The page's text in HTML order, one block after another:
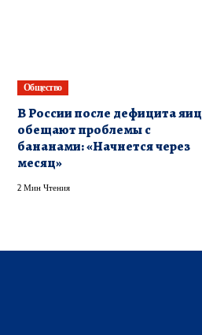
Общество
В России после дефицита яиц
обещают проблемы с
бананами: «Начнется через
месяц»
2 Мин Чтения